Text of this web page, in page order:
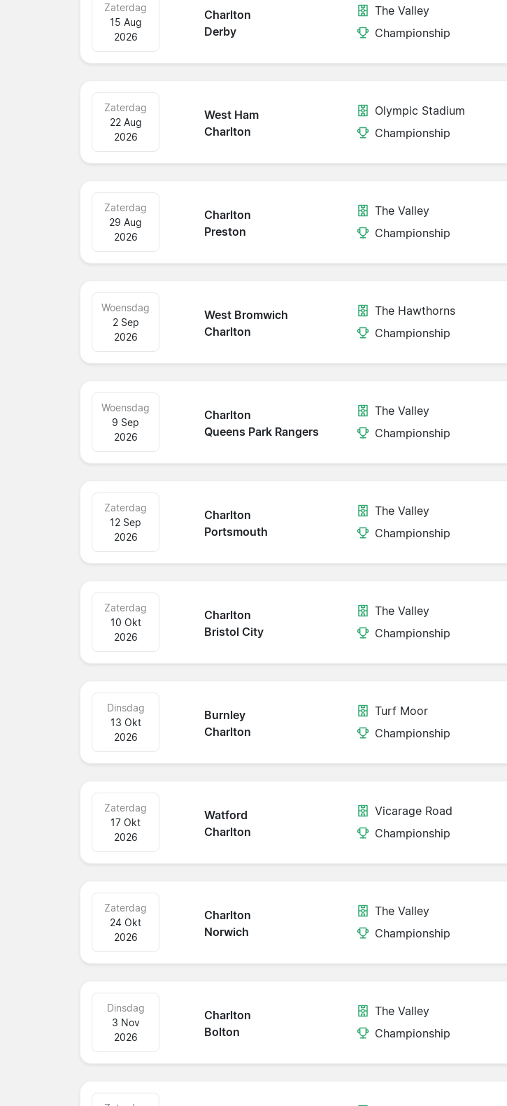
Charlton
Derby
Zaterdag
15 Aug
2026
The Valley
Championship
West Ham
Charlton
Zaterdag
22 Aug
2026
Olympic Stadium
Championship
Charlton
Preston
Zaterdag
29 Aug
2026
The Valley
Championship
West Bromwich
Charlton
Woensdag
2 Sep
2026
The Hawthorns
Championship
Charlton
Queens Park Rangers
Woensdag
9 Sep
2026
The Valley
Championship
Charlton
Portsmouth
Zaterdag
12 Sep
2026
The Valley
Championship
Charlton
Bristol City
Zaterdag
10 Okt
2026
The Valley
Championship
Burnley
Charlton
Dinsdag
13 Okt
2026
Turf Moor
Championship
Watford
Charlton
Zaterdag
17 Okt
2026
Vicarage Road
Championship
Charlton
Norwich
Zaterdag
24 Okt
2026
The Valley
Championship
Charlton
Bolton
Dinsdag
3 Nov
2026
The Valley
Championship